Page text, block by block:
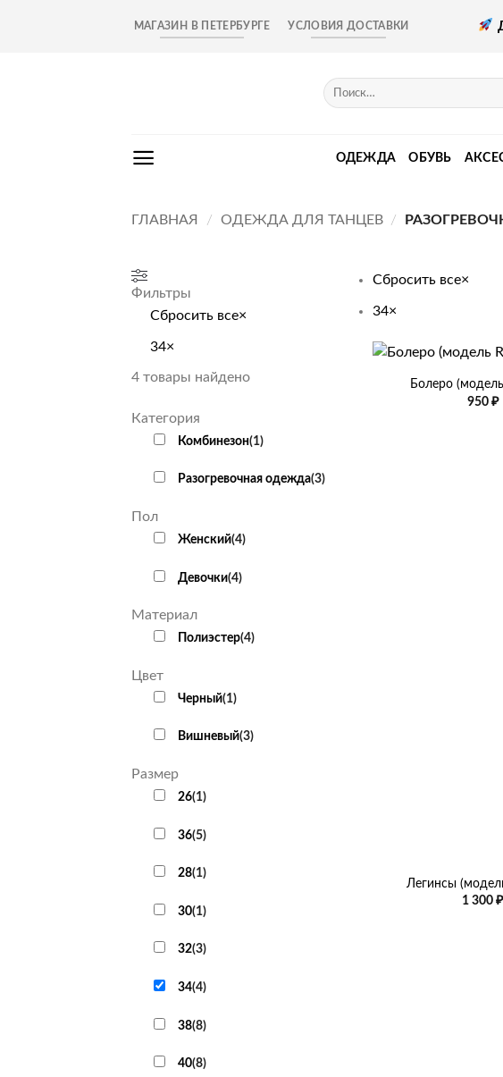
МАГАЗИН В ПЕТЕРБУРГЕ УСЛОВИЯ ДОСТАВКИ
Искать:
ОДЕЖДА ОБУВЬ
ГЛАВНАЯ / ОДЕЖДА ДЛЯ ТАНЦЕВ /
Фильтры
Сбросить все×
34×
4 товары найдено
Категория
Комбинезон(1)
Разогревочная одежда(3)
Пол
Женский(4)
Девочки(4)
Материал
Полиэстер(4)
Цвет
Черный(1)
Вишневый(3)
Размер
26(1)
36(5)
28(1)
30(1)
32(3)
34(4)
38(8)
40(8)
Сбросить все×
34×
+
Болеро
950 ₽
Легинсы
1 300₽